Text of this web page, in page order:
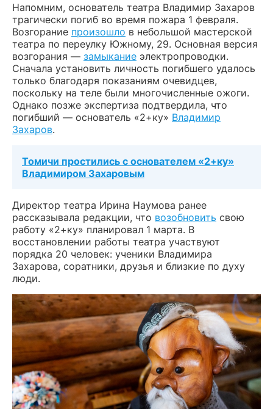
Напомним, основатель театра Владимир Захаров
трагически погиб во время пожара 1 февраля.
Возгорание произошло в небольшой мастерской
театра по переулку Южному, 29. Основная версия
возгорания — замыкание электропроводки.
Сначала установить личность погибшего удалось
только благодаря показаниям очевидцев,
поскольку на теле были многочисленные ожоги.
Однако позже экспертиза подтвердила, что
погибший — основатель «2+ку» Владимир
Захаров.
Томичи простились с основателем «2+ку»
Владимиром Захаровым
Директор театра Ирина Наумова ранее
рассказывала редакции, что возобновить свою
работу «2+ку» планировал 1 марта. В
восстановлении работы театра участвуют
порядка 20 человек: ученики Владимира
Захарова, соратники, друзья и близкие по духу
люди.